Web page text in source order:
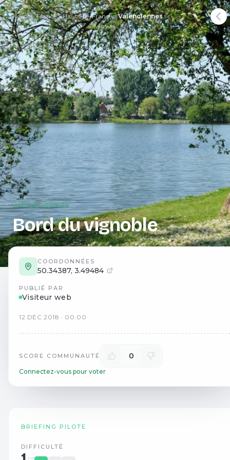
Home France Hauts-de-France Valenciennes
VALENCIENNES
Bord du vignoble
COORDONNÉES
50.34387, 3.49484
PUBLIÉ PAR
Visiteur web
12 DÉC 2018 · 00:00
SCORE COMMUNAUTÉ 0
Connectez-vous pour voter
BRIEFING PILOTE
DIFFICULTÉ